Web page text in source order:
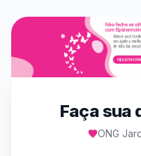
Faça sua
ONG